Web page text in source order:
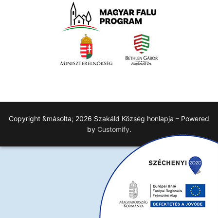
Copyright &másolta; 2026 Szakáld Község honlapja – Powered
by Customify.